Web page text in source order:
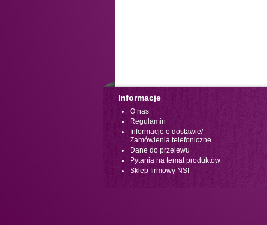
Informacje
O nas
Regulamin
Informacje o dostawie/
Zamówienia telefoniczne
Dane do przelewu
Pytania na temat produktów
Sklep firmowy NSI